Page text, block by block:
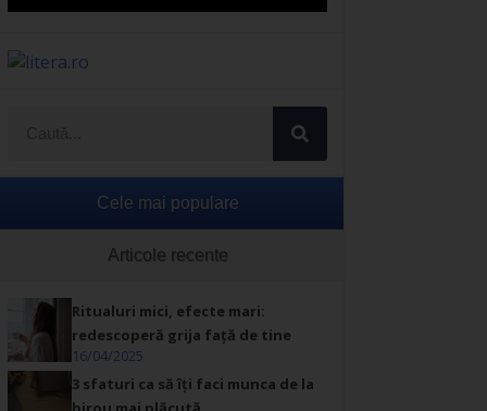
Cele mai populare
Articole recente
Ritualuri mici, efecte mari:
redescoperă grija față de tine
16/04/2025
3 sfaturi ca să îți faci munca de la